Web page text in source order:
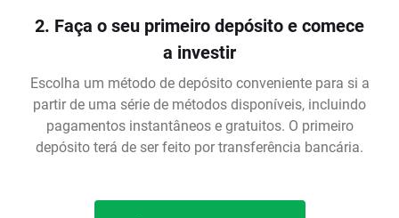
2. Faça o seu primeiro depósito e comece
a investir
Escolha um método de depósito conveniente para si a
partir de uma série de métodos disponíveis, incluindo
pagamentos instantâneos e gratuitos. O primeiro
depósito terá de ser feito por transferência bancária.